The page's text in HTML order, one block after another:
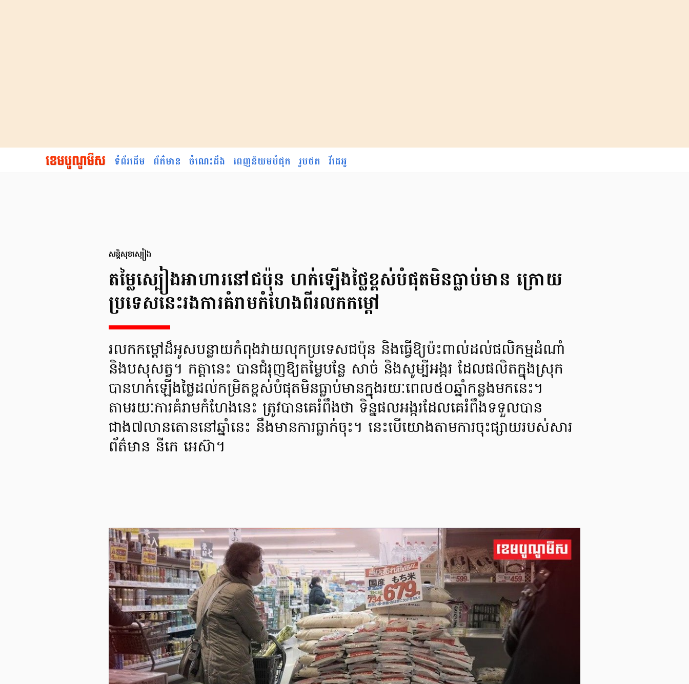
ទំព័រដើម ព័ត៌មាន ចំណេះដឹង ពេញនិយមបំផុត រូបថត វីដេអូ
សន្តិសុខស្បៀង
តម្លៃស្បៀងអាហារនៅជប៉ុន ហក់ឡើងថ្លៃខ្ពស់បំផុតមិនធ្លាប់មាន ក្រោយ
ប្រទេសនេះរងការគំរាមកំហែងពីរលកកម្តៅ
រលកកម្តៅដ៏អូសបន្លាយកំពុងវាយលុកប្រទេសជប៉ុន និងធ្វើឱ្យប៉ះពាល់ដល់ផលិកម្មដំណាំ
និងបសុសត្វ។ កត្តានេះ បានជំរុញឱ្យតម្លៃបន្លែ សាច់ និងសូម្បីអង្ករ ដែលផលិតក្នុងស្រុក
បានហក់ឡើងថ្លៃដល់កម្រិតខ្ពស់បំផុតមិនធ្លាប់មានក្នុងរយៈពេល៥០ឆ្នាំកន្លងមកនេះ។
តាមរយៈការគំរាមកំហែងនេះ ត្រូវបានគេរំពឹងថា ទិន្នផលអង្ករដែលគេរំពឹងទទួលបាន
ជាង៧លានតោននៅឆ្នាំនេះ នឹងមានការធ្លាក់ចុះ។ នេះបើយោងតាមការចុះផ្សាយរបស់សារ
ព័ត៌មាន នីកេ អេស៊ា។